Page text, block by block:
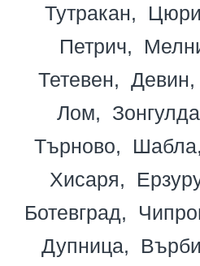
Тутракан
Петрич
Тетевен
Девин
Лом
Търново
Шабла
Хисаря
Ботевград
Дупница